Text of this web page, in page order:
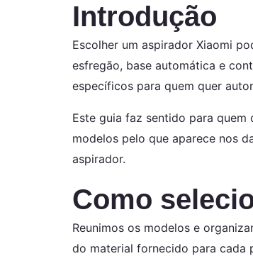
Introdução
Escolher um aspirador Xiaomi
esfregão, base automática e
específicos para quem quer
Este guia faz sentido para
modelos pelo que aparece nos
aspirador.
Como
Reunimos os modelos e
do material fornecido para cada